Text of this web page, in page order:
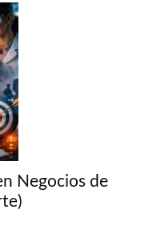
Negocios de